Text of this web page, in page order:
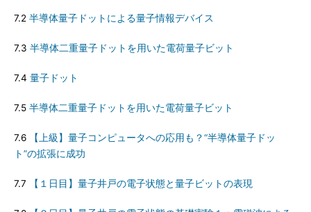
7.2 半導体量子ドットによる量子情報デバイス
7.3 半導体二重量子ドットを用いた電荷量子ビット
7.4 量子ドット
7.5 半導体二重量子ドットを用いた電荷量子ビット
7.6
【上級】量子コンピュータへの応用も？“半導体量子ドッ
ト”の拡張に成功
7.7 【１日目】量子井戸の電子状態と量子ビットの表現